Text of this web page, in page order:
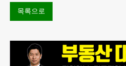
목록으로